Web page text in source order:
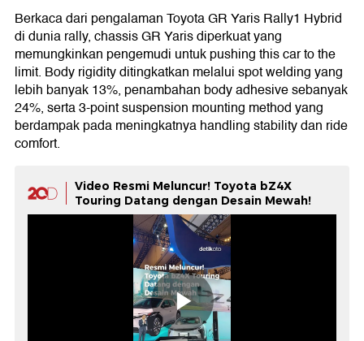
Berkaca dari pengalaman Toyota GR Yaris Rally1 Hybrid
di dunia rally, chassis GR Yaris diperkuat yang
memungkinkan pengemudi untuk pushing this car to the
limit. Body rigidity ditingkatkan melalui spot welding yang
lebih banyak 13%, penambahan body adhesive sebanyak
24%, serta 3-point suspension mounting method yang
berdampak pada meningkatnya handling stability dan ride
comfort.
Video Resmi Meluncur! Toyota bZ4X
Touring Datang dengan Desain Mewah!